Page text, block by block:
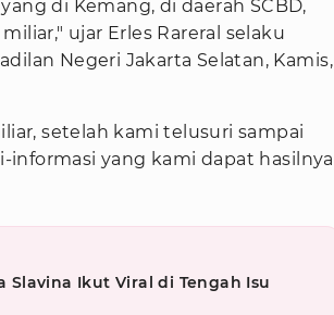
di Kemang, di daerah SCBD,
ujar Erles Rareral selaku
Negeri Jakarta Selatan, Kamis,
setelah kami telusuri sampai
informasi yang kami dapat hasilnya
Slavina Ikut Viral di Tengah Isu